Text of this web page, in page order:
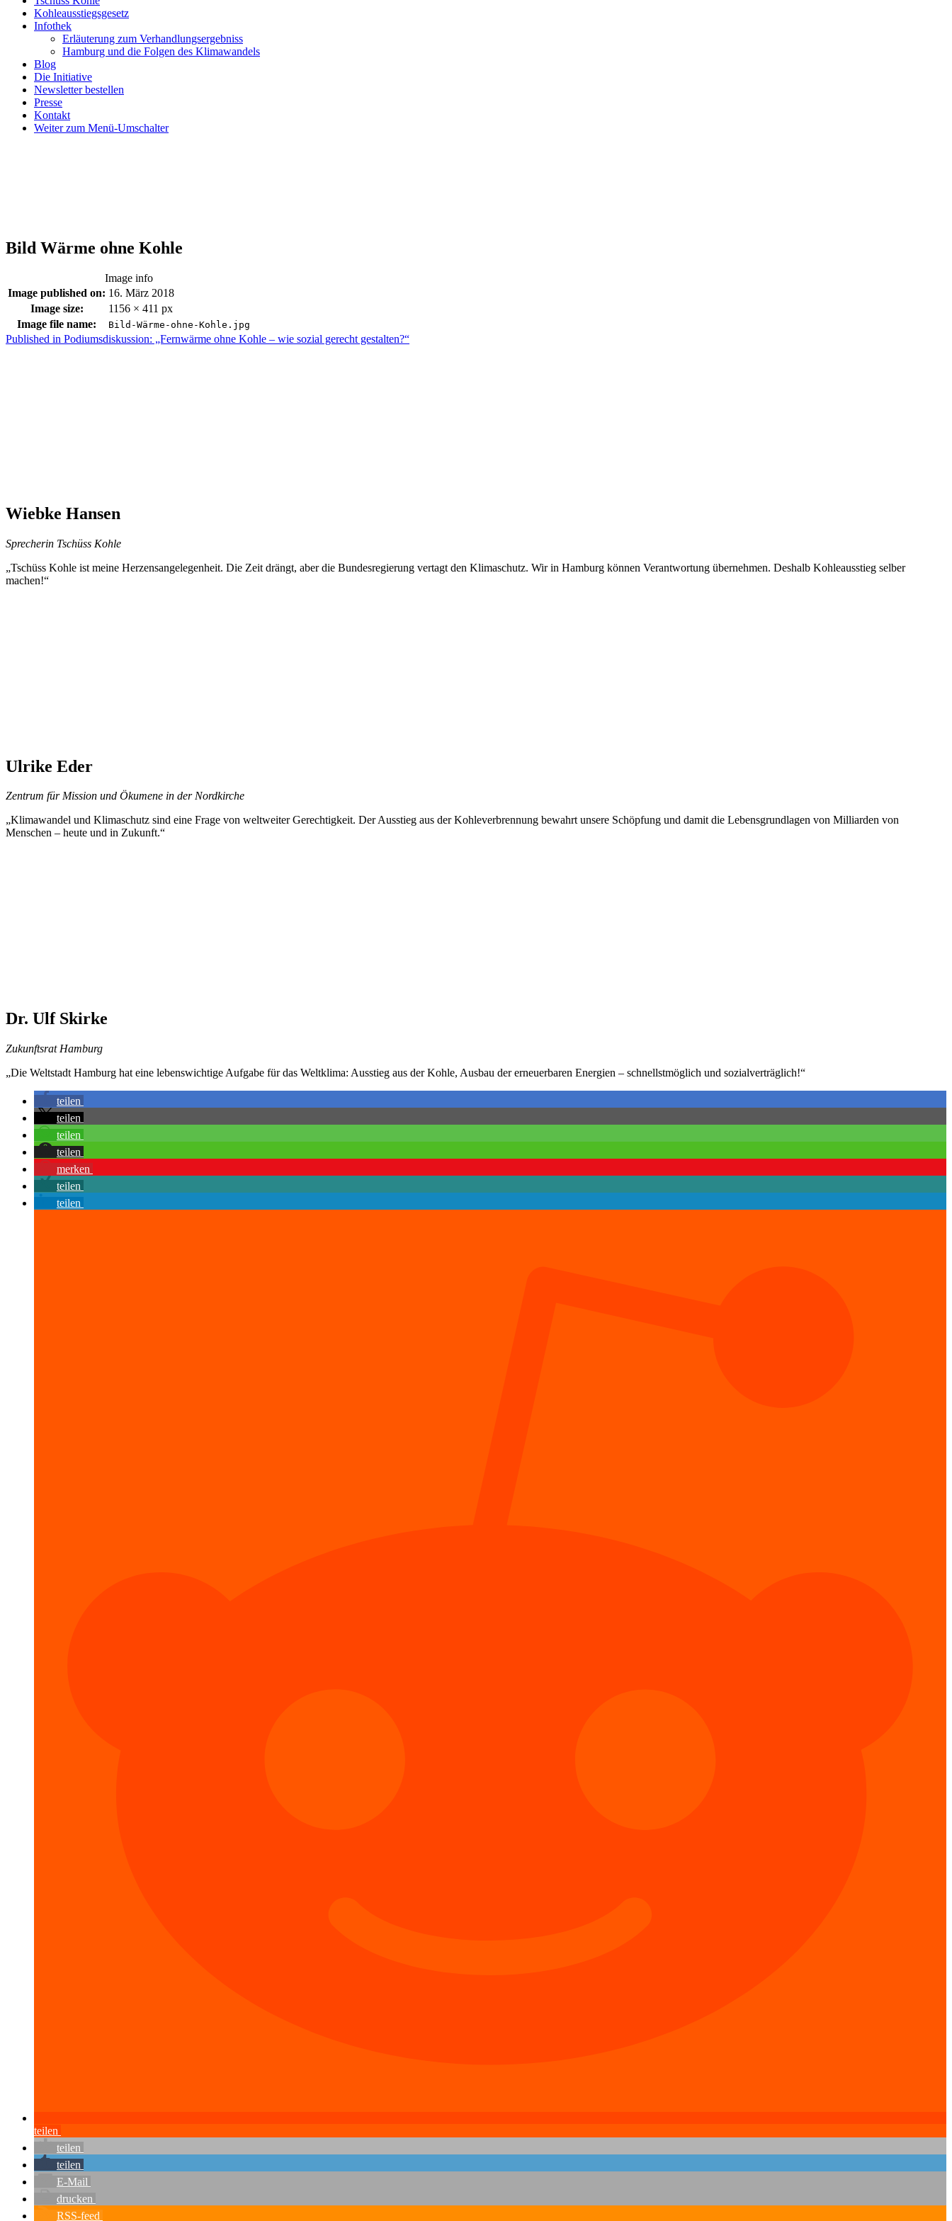
Kohleausstiegsgesetz
Infothek
Erläuterung zum Verhandlungsergebniss
Hamburg und die Folgen des Klimawandels
Blog
Die Initiative
Newsletter bestellen
Presse
Kontakt
Weiter zum Menü-Umschalter
Bild Wärme ohne Kohle
Image info
Image published on: 16. März 2018
Image size:
1156 × 411 px
Image file name:
Bild-Wärme-ohne-Kohle.jpg
Skip
Beitragsnavigation
Published in Podiumsdiskussion: „Fernwärme ohne Kohle – wie sozial gerecht gestalten?“
Wiebke Hansen
Sprecherin Tschüss Kohle
„Tschüss Kohle ist meine Herzensangelegenheit. Die Zeit drängt, aber die Bundesregierung vertagt den Klimaschutz. Wir in Hamburg können Verantwortung übernehmen. Deshalb Kohleausstieg selber
machen!“
Ulrike Eder
Zentrum für Mission und Ökumene in der Nordkirche
„Klimawandel und Klimaschutz sind eine Frage von weltweiter Gerechtigkeit. Der Ausstieg aus der Kohleverbrennung bewahrt unsere Schöpfung und damit die Lebensgrundlagen von Milliarden von
Menschen – heute und in Zukunft.“
Dr. Ulf Skirke
Zukunftsrat Hamburg
„Die Weltstadt Hamburg hat eine lebenswichtige Aufgabe für das Weltklima: Ausstieg aus der Kohle, Ausbau der erneuerbaren Energien – schnellstmöglich und sozialverträglich!“
teilen
teilen
teilen
teilen
merken
teilen
teilen
teilen
teilen
teilen
E-Mail
drucken
RSS-feed